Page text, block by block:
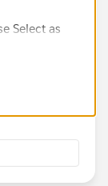
Select as